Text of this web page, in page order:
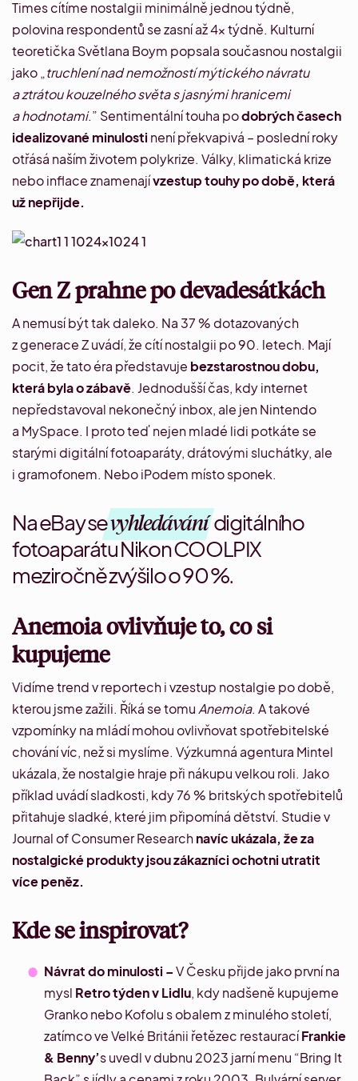
Timescítíme nostalgii minimálně jednou týdně,
polovina respondentů se zasní až 4× týdně. Kulturní
teoretička Světlana Boym popsala současnou nostalgii
jako„truchlení nad nemožností mýtického návratu
a ztrátou kouzelného světa s jasnými hranicemi
a hodnotami.” Sentimentální touha podobrých časech
idealizované minulosti není překvapivá – poslední roky
otřásá naším životem polykrize. Války, klimatická krize
nebo inflace znamenajívzestup touhy po době, která
už nepřijde.
Gen Z prahne po devadesátkách
A nemusí být tak daleko. Na 37 % dotazovaných
z generace Zuvádí, že cítí nostalgii po 90. letech. Mají
pocit, že tato éra představuje bezstarostnou dobu,
která byla o zábavě. Jednodušší čas, kdy internet
nepředstavoval nekonečný inbox, ale jen Nintendo
a MySpace. I proto teď nejen mladé lidi potkáte se
starými digitální fotoaparáty,drátovými sluchátky, ale
igramofonem. NeboiPodem místo sponek.
Na eBay sevyhledávánídigitálního
fotoaparátu Nikon COOLPIX
meziročně zvýšiloo 90 %.
Anemoia ovlivňuje to, co si
kupujeme
Vidíme trend v reportech i vzestup nostalgie po době,
kterou jsme zažili. Říká se tomu Anemoia. A takové
vzpomínky na mládí mohou ovlivňovat spotřebitelské
chování víc, než si myslíme. Výzkumná agentura Mintel
ukázala, že nostalgie hraje při nákupu velkou roli. Jako
příklad uvádí sladkosti, kdy 76 % britských spotřebitelů
přitahuje sladké, které jim připomíná dětství. Studie v
Journal of Consumer Researchnavíc ukázala, že za
nostalgické produkty jsou zákazníci ochotni utratit
více peněz.
Kde se inspirovat?
Návrat do minulosti –V Česku přijde jako první na
mysl Retro týden v Lidlu, kdy nadšeně kupujeme
Granko nebo Kofolu s obalem z minulého století,
zatímco ve Velké Británii řetězec restauracíFrankie
& Benny’suvedl v dubnu 2023 jarní menu “Bring It